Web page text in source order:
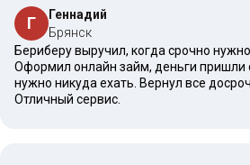
Г
Геннадий
Брянск
Бериберу выручил, когда срочно
Оформил онлайн займ, деньги пришли
нужно никуда ехать. Вернул все
Отличный сервис.